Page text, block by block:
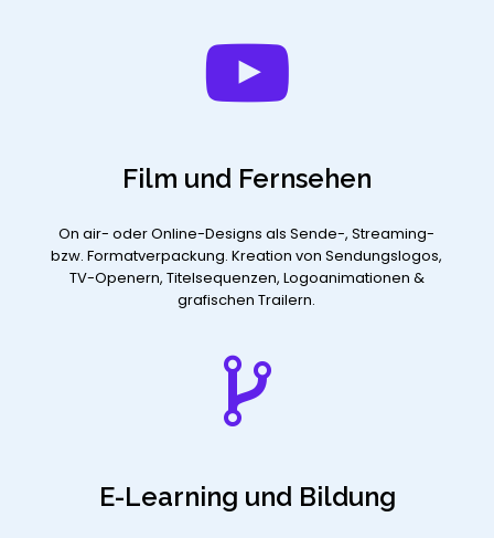
Film und Fernsehen
On air- oder Online-Designs als Sende-, Streaming-
bzw. Formatverpackung. Kreation von Sendungslogos,
TV-Openern, Titelsequenzen, Logoanimationen &
grafischen Trailern.
E-Learning und Bildung